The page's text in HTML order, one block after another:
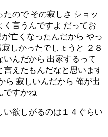
ので その寂しさ ショッ
く言うんですよ だってお
亡くなったんだから やっ
しかったでしょうと ２８
いんだから 出家するって
言えたもんだなと思います
ら 寂しいんだから 俺が出
ですかね
い欲しがるのは１４ぐらい